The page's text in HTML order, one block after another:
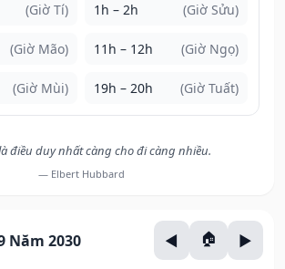
(Giờ Tí) 1h – 2h (Giờ Sửu)
(Giờ Mão) 11h – 12h (Giờ Ngọ)
(Giờ Mùi) 19h – 20h (Giờ Tuất)
điều duy nhất càng cho đi càng nhiều.
— Elbert Hubbard
Năm 2030